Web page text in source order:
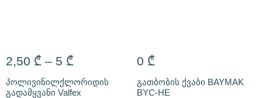
2,50 ₾ – 5 ₾
პოლივინილქლორიდის
გადამყვანი Valfex
0 ₾
გათბობის ქვაბი BAYMAK
BYC-HE